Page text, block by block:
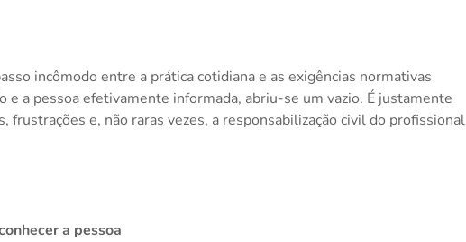
incômodo entre a prática cotidiana e as exigências normativas
e a pessoa efetivamente informada, abriu-se um vazio. É justamente
e, não raras vezes, a responsabilização civil do profissional
a pessoa